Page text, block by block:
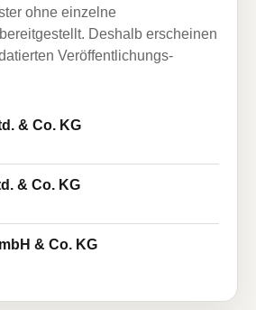
ohne einzelne
Deshalb erscheinen
Veröffentlichungs-
& Co. KG
& Co. KG
& Co. KG